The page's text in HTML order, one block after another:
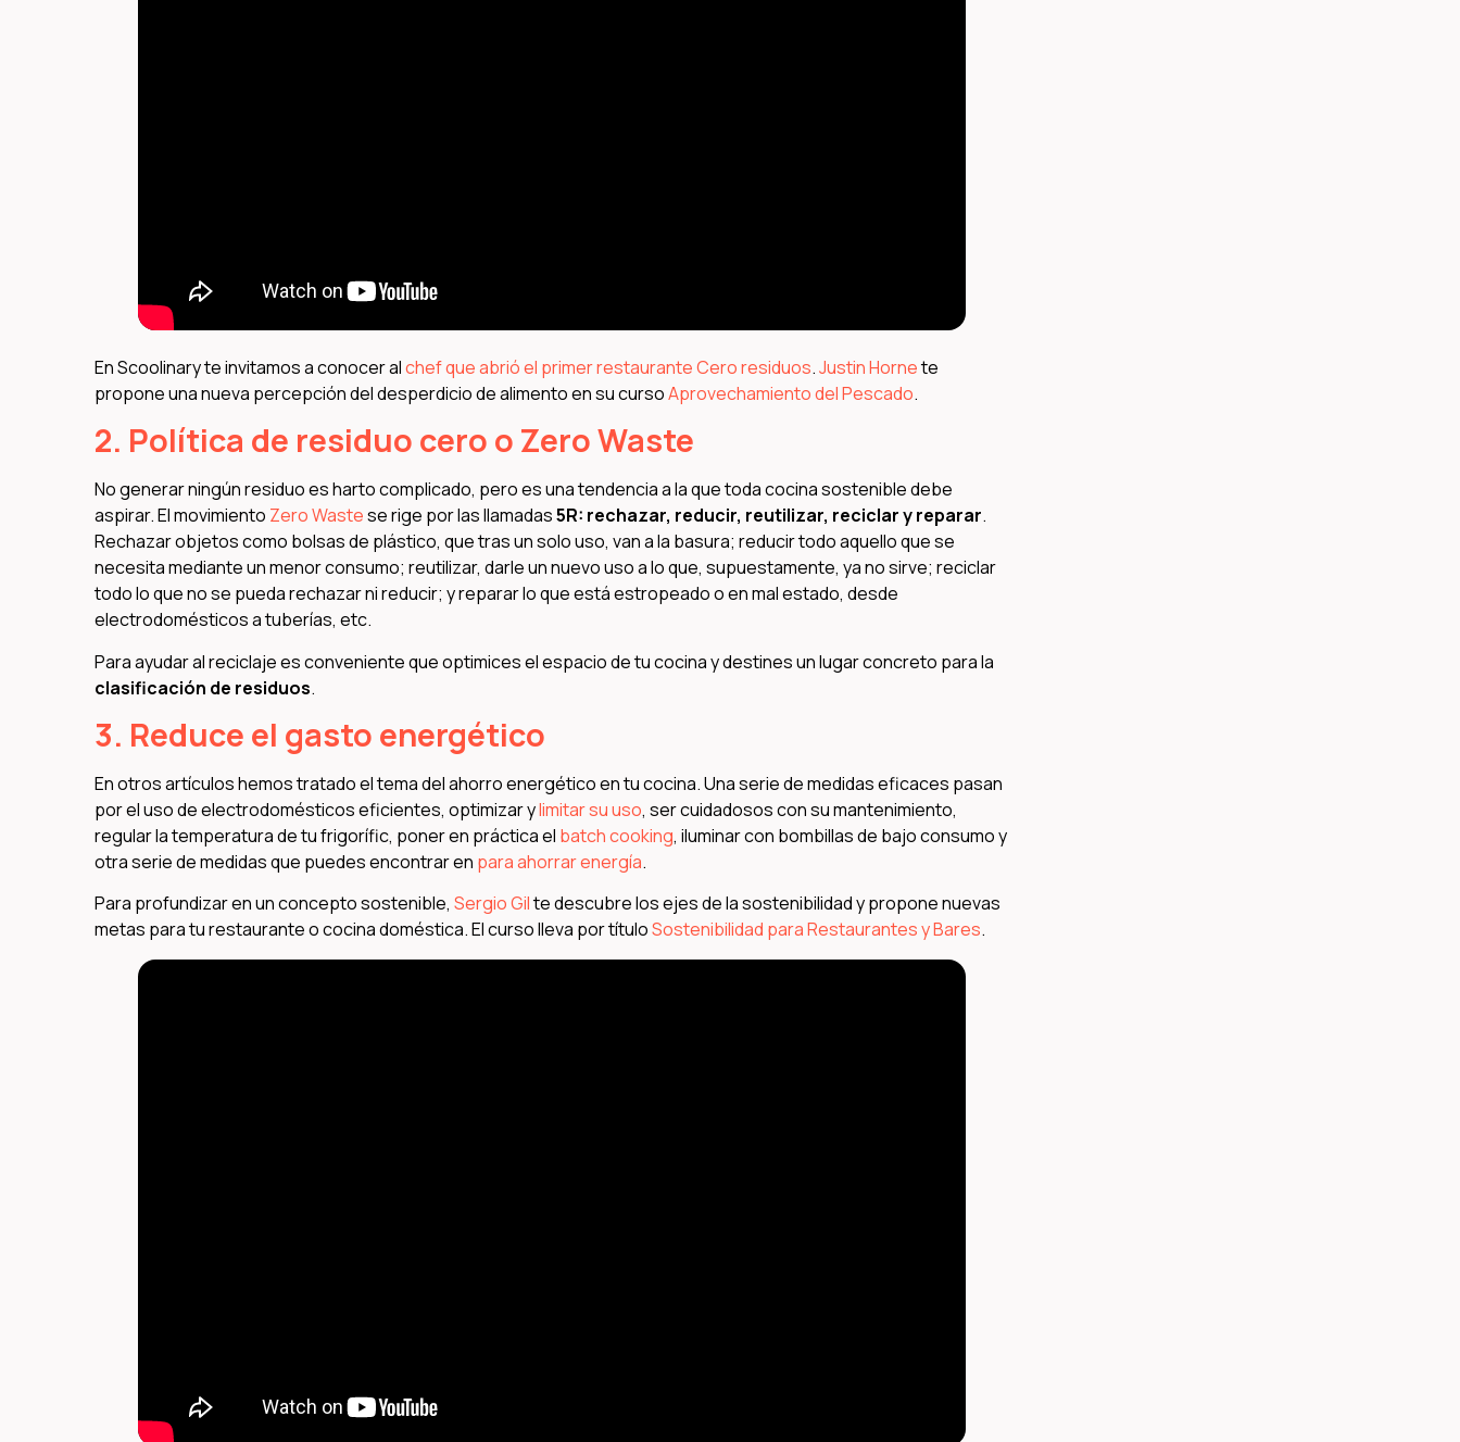
En Scoolinary te invitamos a conocer alchef que abrió el primer restaurante Cero residuos.Justin Hornete
propone una nueva percepción del desperdicio de alimento en su cursoAprovechamiento del Pescado.
2. Política de residuo cero o Zero Waste
No generar ningún residuo es harto complicado, pero es una tendencia a la que toda cocina sostenible debe
aspirar. El movimiento Zero Wastese rige por las llamadas5R: rechazar, reducir, reutilizar, reciclar y reparar.
Rechazar objetos como bolsas de plástico, que tras un solo uso, van a la basura; reducir todo aquello que se
necesita mediante un menor consumo; reutilizar, darle un nuevo uso a lo que, supuestamente, ya no sirve; reciclar
todo lo que no se pueda rechazar ni reducir; y reparar lo que está estropeado o en mal estado, desde
electrodomésticos a tuberías, etc.
Para ayudar al reciclaje es conveniente que optimices el espacio de tu cocina y destines un lugar concreto para la
clasificación de residuos.
3. Reduce el gasto energético
En otros artículos hemos tratado el tema del ahorro energético en tu cocina. Una serie de medidas eficaces pasan
por el uso de electrodomésticos eficientes, optimizar ylimitar su uso, ser cuidadosos con su mantenimiento,
regular la temperatura de tu frigorífic, poner en práctica el batch cooking, iluminar con bombillas de bajo consumo y
otra serie de medidas que puedes encontrar en para ahorrar energía.
Para profundizar en un concepto sostenible, Sergio Gilte descubre los ejes de la sostenibilidad y propone nuevas
metas para tu restaurante o cocina doméstica. El curso lleva por títuloSostenibilidad para Restaurantes y Bares.